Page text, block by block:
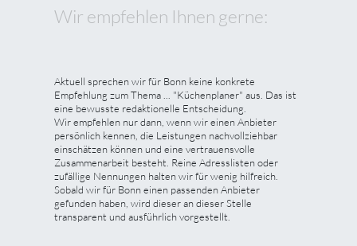
Wir empfehlen Ihnen gerne:
Aktuell sprechen wir für Bonn keine konkrete
Empfehlung zum Thema ... "Küchenplaner" aus. Das ist
eine bewusste redaktionelle Entscheidung.
Wir empfehlen nur dann, wenn wir einen Anbieter
persönlich kennen, die Leistungen nachvollziehbar
einschätzen können und eine vertrauensvolle
Zusammenarbeit besteht. Reine Adresslisten oder
zufällige Nennungen halten wir für wenig hilfreich.
Sobald wir für Bonn einen passenden Anbieter
gefunden haben, wird dieser an dieser Stelle
transparent und ausführlich vorgestellt.